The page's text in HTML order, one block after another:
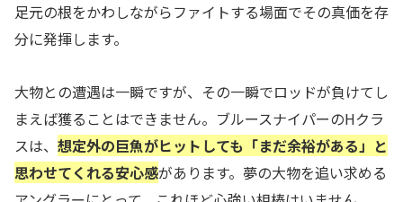
足元の根をかわしながらファイトする場面でその真価を存
分に発揮します。
大物との遭遇は一瞬ですが、その一瞬でロッドが負けてし
まえば獲ることはできません。ブルースナイパーのHクラ
スは、 想定外の巨魚がヒットしても「まだ余裕がある」と
思わせてくれる安心感があります。夢の大物を追い求める